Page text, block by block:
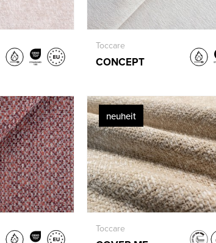
Toccare
CONCEPT
neuheit
Toccare